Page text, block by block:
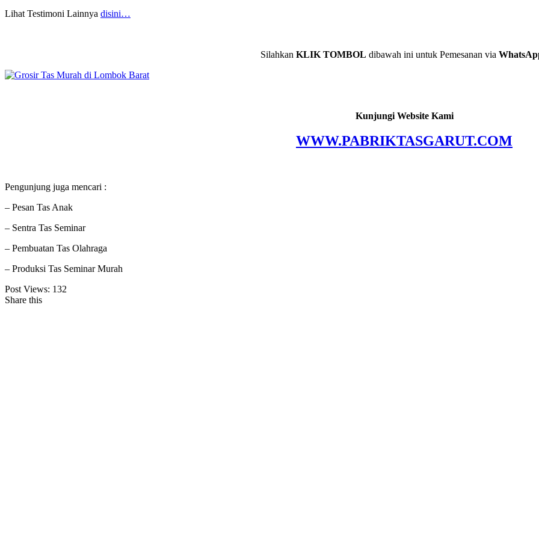
Lihat Testimoni Lainnya disini…
Silahkan KLIK TOMBOL dibawah ini untuk Pemesanan via
Kunjungi Website Kami
WWW.PABRIKTASGARUT.COM
Pengunjung juga mencari :
– Pesan Tas Anak
– Sentra Tas Seminar
– Pembuatan Tas Olahraga
– Produksi Tas Seminar Murah
Post Views: 132
Share this